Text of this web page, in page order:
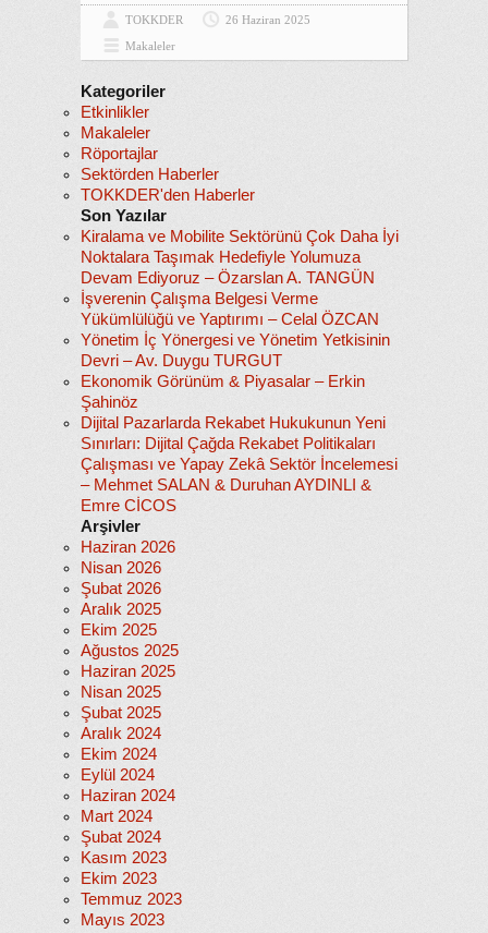
TOKKDER
26 Haziran 2025
Makaleler
Kategoriler
Etkinlikler
Makaleler
Röportajlar
Sektörden Haberler
TOKKDER'den Haberler
Son Yazılar
Kiralama ve Mobilite Sektörünü Çok Daha İyi
Noktalara Taşımak Hedefiyle Yolumuza
Devam Ediyoruz – Özarslan A. TANGÜN
İşverenin Çalışma Belgesi Verme
Yükümlülüğü ve Yaptırımı – Celal ÖZCAN
Yönetim İç Yönergesi ve Yönetim Yetkisinin
Devri – Av. Duygu TURGUT
Ekonomik Görünüm & Piyasalar – Erkin
Şahinöz
Dijital Pazarlarda Rekabet Hukukunun Yeni
Sınırları: Dijital Çağda Rekabet Politikaları
Çalışması ve Yapay Zekâ Sektör İncelemesi
– Mehmet SALAN & Duruhan AYDINLI &
Emre CİCOS
Arşivler
Haziran 2026
Nisan 2026
Şubat 2026
Aralık 2025
Ekim 2025
Ağustos 2025
Haziran 2025
Nisan 2025
Şubat 2025
Aralık 2024
Ekim 2024
Eylül 2024
Haziran 2024
Mart 2024
Şubat 2024
Kasım 2023
Ekim 2023
Temmuz 2023
Mayıs 2023